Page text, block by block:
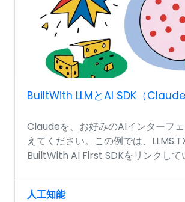
BuiltWith LLMとAI SDK（Claude
Claudeを、お好みのAIインターフ
えてください。この例では、
BuiltWith AI First SDKをリンクして
人工知能